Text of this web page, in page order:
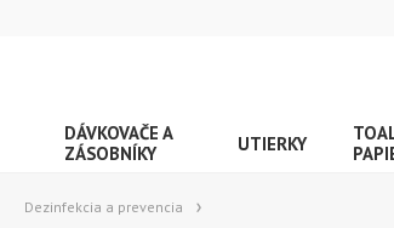
DÁVKOVAČE A
ZÁSOBNÍKY
UTIERKY
Dezinfekcia a prevencia